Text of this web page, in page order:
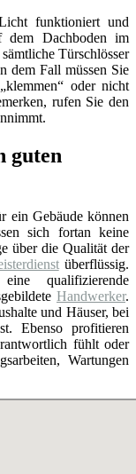
funktioniert und
dem Dachboden im
Türschlösser
dem Fall müssen Sie
oder nicht
rufen Sie den
guten
ein Gebäude können
sich fortan keine
über die Qualität der
überflüssig.
qualifizierende
Handwerker.
und Häuser, bei
Ebenso profitieren
fühlt oder
Wartungen